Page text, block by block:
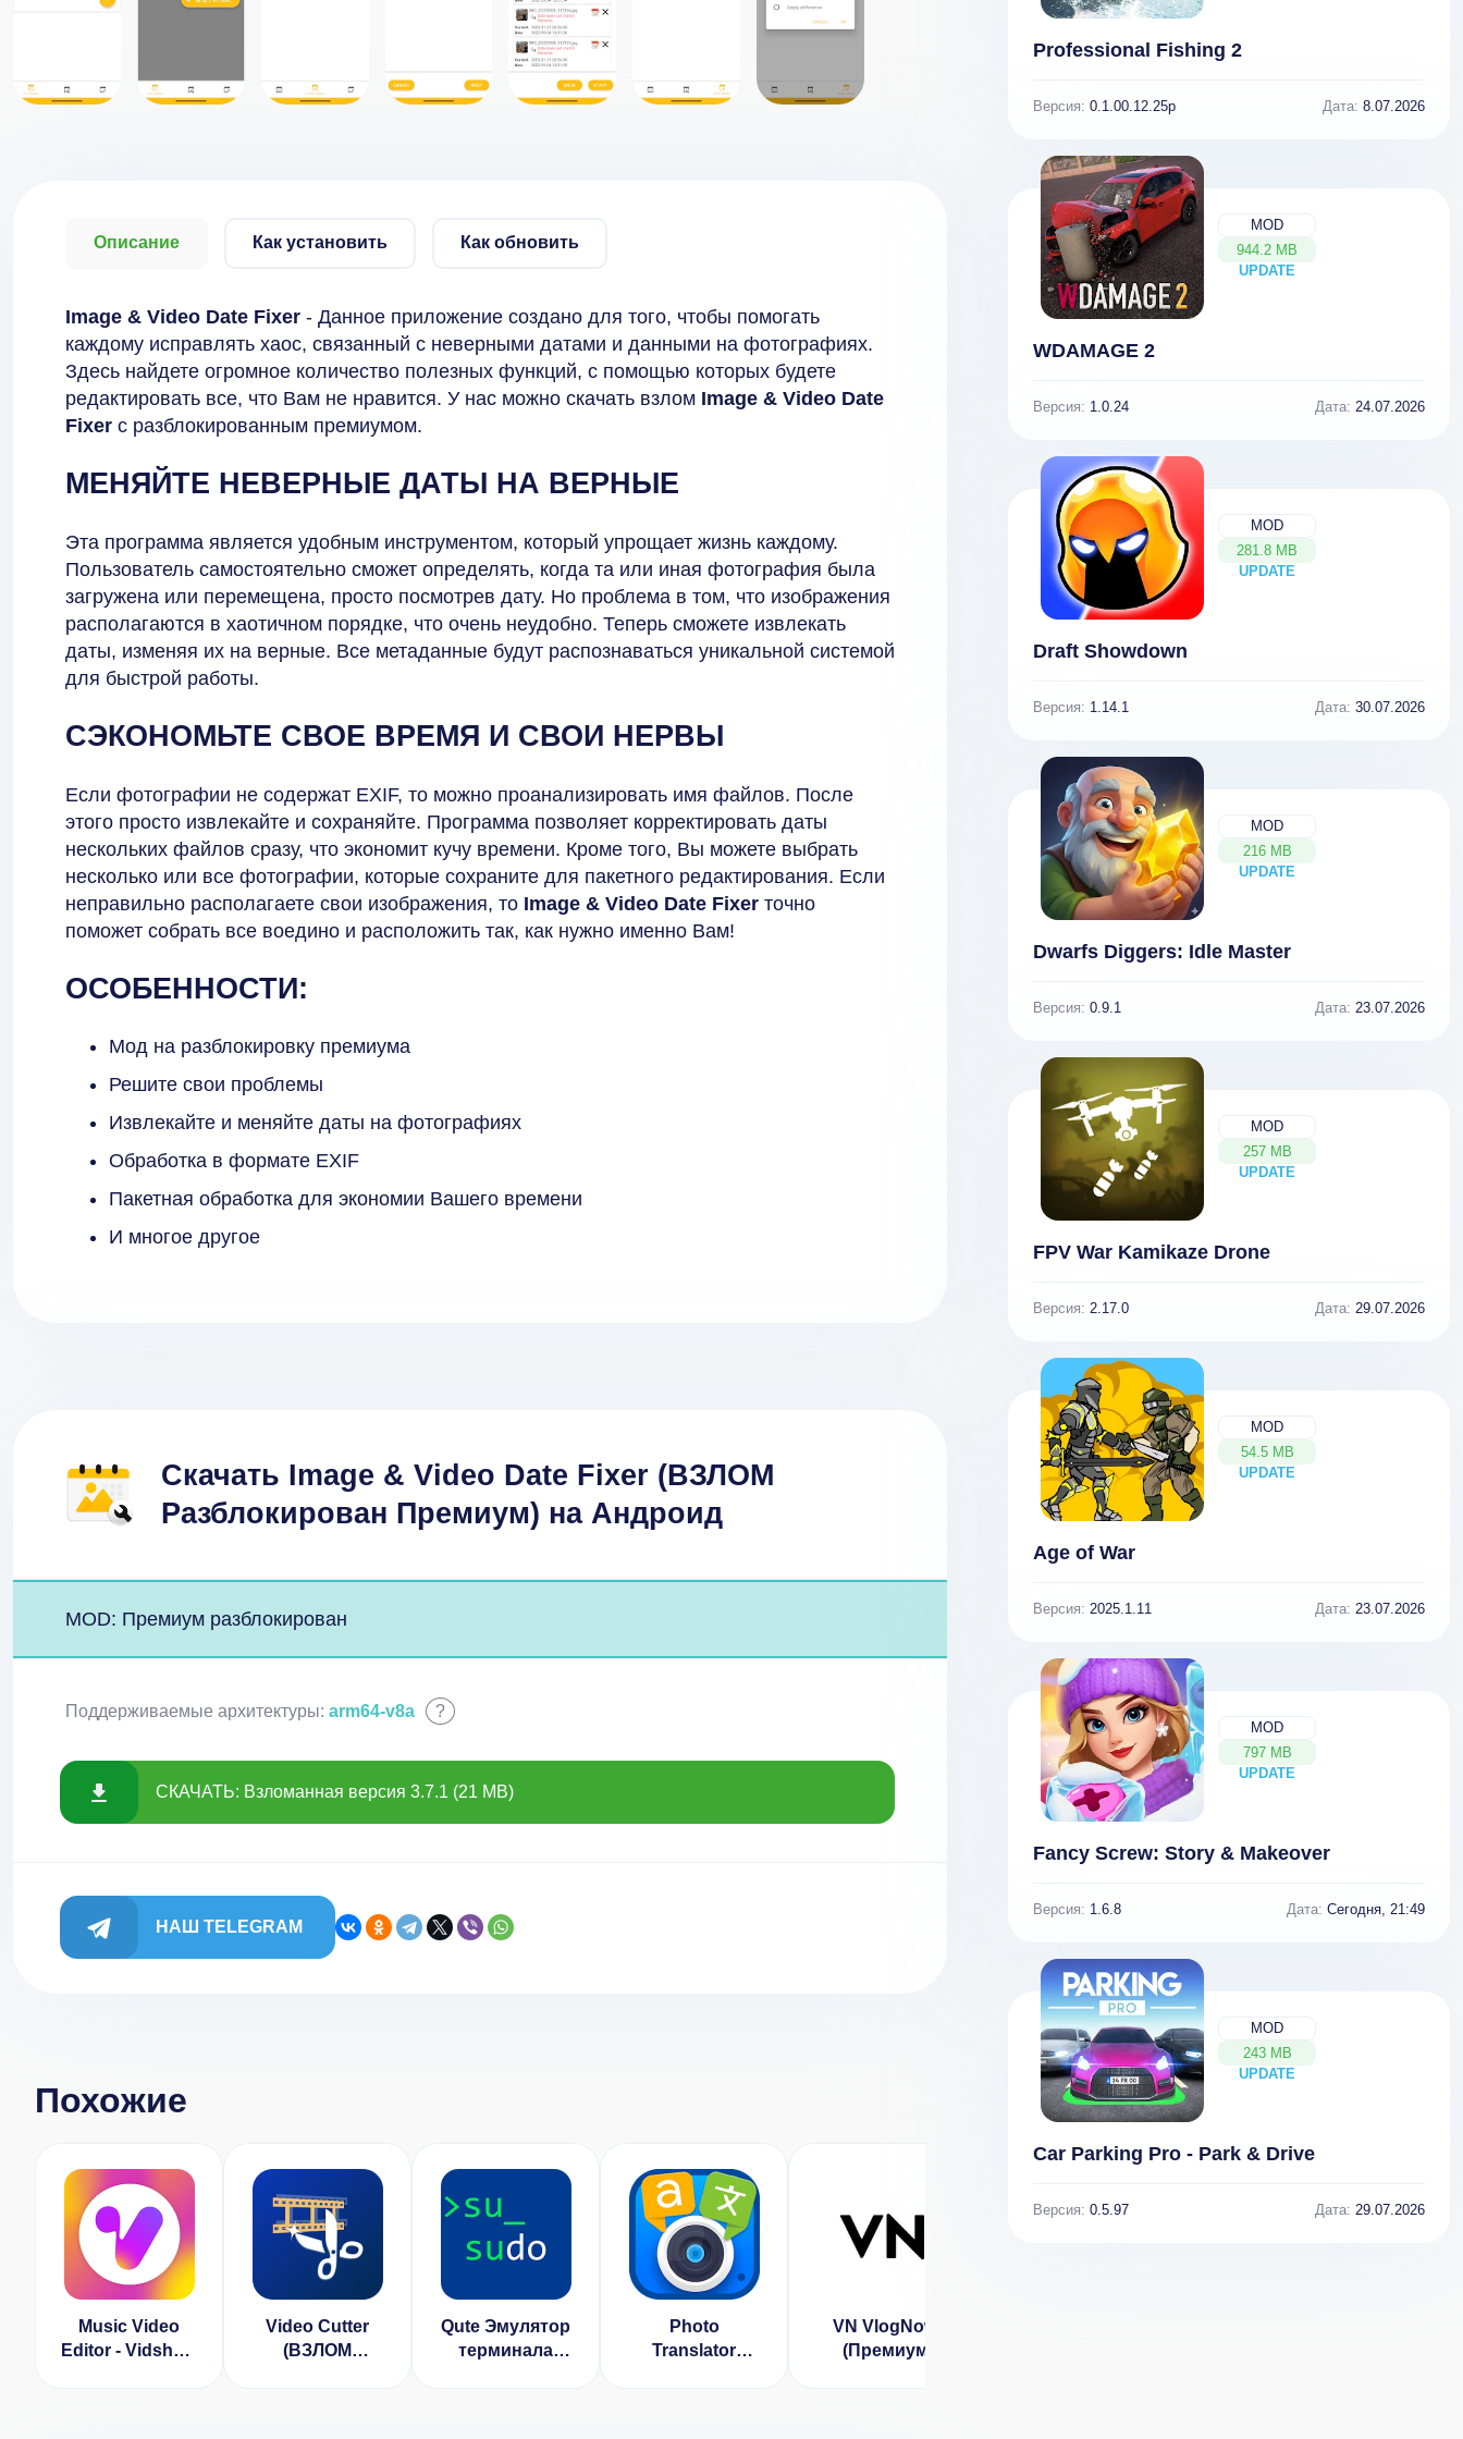
Описание Как установить Как обновить
Image & Video Date Fixer - Данное приложение создано для того, чтобы помогать
каждому исправлять хаос, связанный с неверными датами и данными на фотографиях.
Здесь найдете огромное количество полезных функций, с помощью которых будете
редактировать все, что Вам не нравится. У нас можно скачать взлом Image & Video Date
Fixer с разблокированным премиумом.
МЕНЯЙТЕ НЕВЕРНЫЕ ДАТЫ НА ВЕРНЫЕ
Эта программа является удобным инструментом, который упрощает жизнь каждому.
Пользователь самостоятельно сможет определять, когда та или иная фотография была
загружена или перемещена, просто посмотрев дату. Но проблема в том, что изображения
располагаются в хаотичном порядке, что очень неудобно. Теперь сможете извлекать
даты, изменяя их на верные. Все метаданные будут распознаваться уникальной системой
для быстрой работы.
СЭКОНОМЬТЕ СВОЕ ВРЕМЯ И СВОИ НЕРВЫ
Если фотографии не содержат EXIF, то можно проанализировать имя файлов. После
этого просто извлекайте и сохраняйте. Программа позволяет корректировать даты
нескольких файлов сразу, что экономит кучу времени. Кроме того, Вы можете выбрать
несколько или все фотографии, которые сохраните для пакетного редактирования. Если
неправильно располагаете свои изображения, то Image & Video Date Fixer точно
поможет собрать все воедино и расположить так, как нужно именно Вам!
ОСОБЕННОСТИ:
Мод на разблокировку премиума
Решите свои проблемы
Извлекайте и меняйте даты на фотографиях
Обработка в формате EXIF
Пакетная обработка для экономии Вашего времени
И многое другое
Скачать Image & Video Date Fixer (ВЗЛОМ
Разблокирован Премиум) на Андроид
MOD: Премиум разблокирован
Поддерживаемые архитектуры: arm64-v8a ?
СКАЧАТЬ: Взломанная версия 3.7.1 (21 MB)
НАШ TELEGRAM
Похожие
Music Video
Editor - Vidshow
Video Cutter
(ВЗЛОМ
Qute Эмулятор
терминала
Photo
Translator
VN VlogNow
(Премиум
Professional Fishing 2
Версия: 0.1.00.12.25p Дата: 8.07.2026
MOD
944.2 MB
UPDATE
NEW
WDAMAGE 2
Версия: 1.0.24 Дата: 24.07.2026
MOD
281.8 MB
UPDATE
NEW
Draft Showdown
Версия: 1.14.1 Дата: 30.07.2026
MOD
216 MB
UPDATE
NEW
Dwarfs Diggers: Idle Master
Версия: 0.9.1 Дата: 23.07.2026
MOD
257 MB
UPDATE
NEW
FPV War Kamikaze Drone
Версия: 2.17.0 Дата: 29.07.2026
MOD
54.5 MB
UPDATE
NEW
Age of War
Версия: 2025.1.11 Дата: 23.07.2026
MOD
797 MB
UPDATE
NEW
Fancy Screw: Story & Makeover
Версия: 1.6.8 Дата: Сегодня, 21:49
MOD
243 MB
UPDATE
NEW
Car Parking Pro - Park & Drive
Версия: 0.5.97 Дата: 29.07.2026